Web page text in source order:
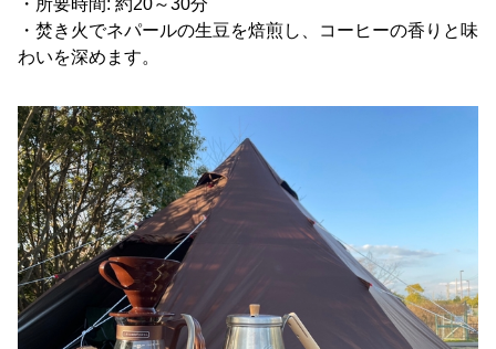
・所要時間: 約20～30分
・焚き火でネパールの生豆を焙煎し、コーヒーの香りと味
わいを深めます。